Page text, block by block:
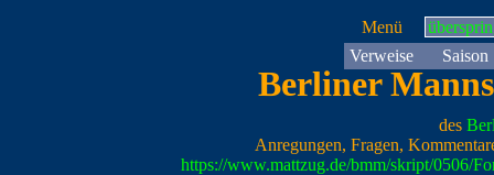
Menü
Verweise
Saison
Berliner
des
Anregungen, Fragen,
https://www.mattzug.de/bmm/skript/0506/